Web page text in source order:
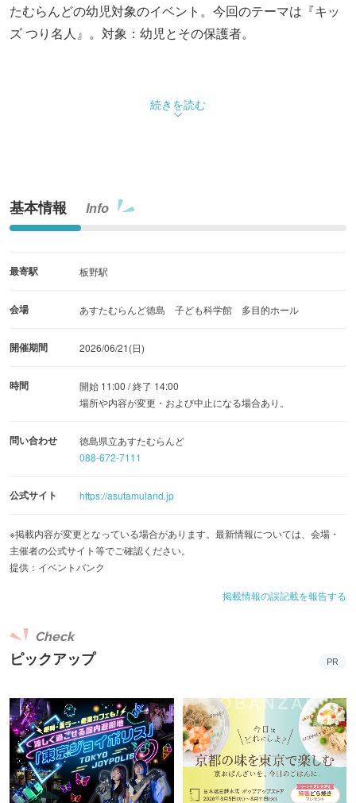
たむらんどの幼児対象のイベント。今回のテーマは『キッ
ズ つり名人』。対象：幼児とその保護者。
続きを読む
基本情報 Info
最寄駅 板野駅
会場 あすたむらんど徳島 子ども科学館 多目的ホール
開催期間 2026/06/21(日)
時間
開始 11:00 / 終了 14:00
場所や内容が変更・および中止になる場合あり。
問い合わせ
徳島県立あすたむらんど
088-672-7111
公式サイト https://asutamuland.jp
※掲載内容が変更となっている場合があります。最新情報については、会場・
主催者の公式サイト等でご確認ください。
提供：イベントバンク
掲載情報の誤記載を報告する
ピックアップ
Check
PR